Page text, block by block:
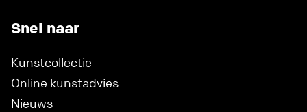
Snel naar
Kunstcollectie
Online kunstadvies
Nieuws